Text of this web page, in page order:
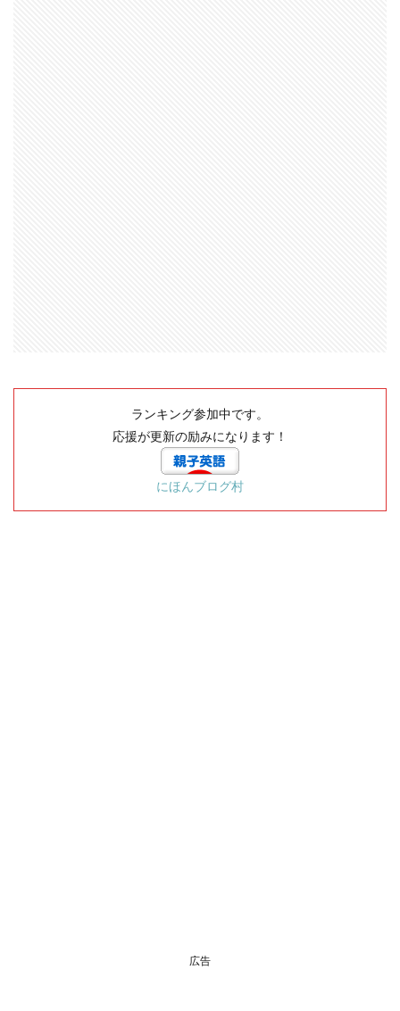
ランキング参加中です。
応援が更新の励みになります！
にほんブログ村
広告